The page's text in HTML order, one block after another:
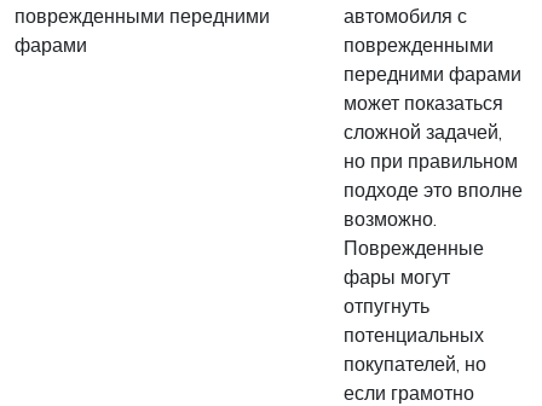
автомобиля с
поврежденными
передними фарами
может показаться
сложной задачей,
но при правильном
подходе это вполне
возможно.
Поврежденные
фары могут
отпугнуть
потенциальных
покупателей, но
если грамотно